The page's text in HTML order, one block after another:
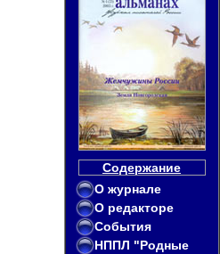
Содержание
О журнале
О редакторе
События
НППЛ "Родные